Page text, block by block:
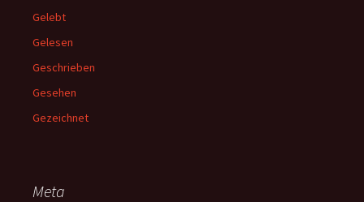
Gelebt
Gelesen
Geschrieben
Gesehen
Gezeichnet
Meta